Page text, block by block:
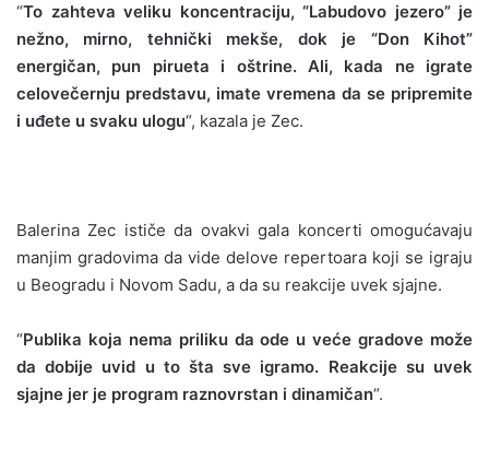
“To zahteva veliku koncentraciju, “Labudovo jezero” je
nežno, mirno, tehnički mekše, dok je “Don Kihot”
energičan, pun pirueta i oštrine. Ali, kada ne igrate
celovečernju predstavu, imate vremena da se pripremite
i uđete u svaku ulogu“, kazala je Zec.
Balerina Zec ističe da ovakvi gala koncerti omogućavaju
manjim gradovima da vide delove repertoara koji se igraju
u Beogradu i Novom Sadu, a da su reakcije uvek sjajne.
“Publika koja nema priliku da ode u veće gradove može
da dobije uvid u to šta sve igramo. Reakcije su uvek
sjajne jer je program raznovrstan i dinamičan“.